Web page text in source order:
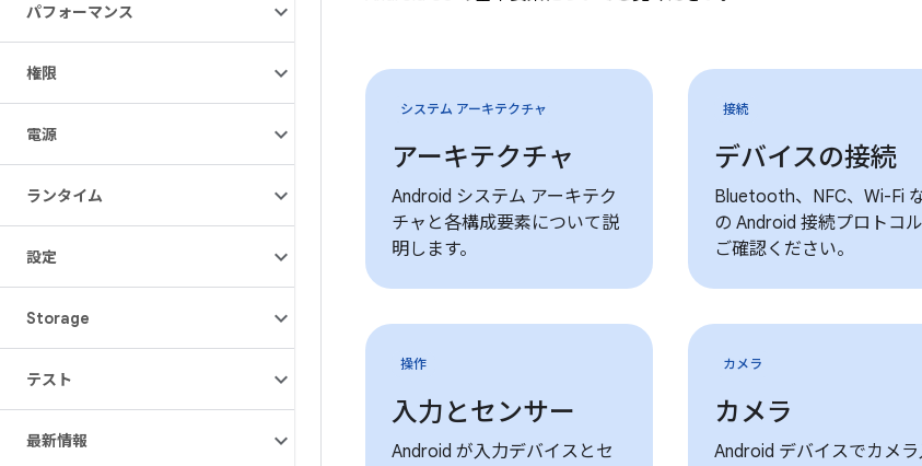
パフォーマンス
権限
電源
ランタイム
設定
Storage
テスト
最新情報
システム アーキテクチャ
アーキテクチャ
Android システム アーキテク
チャと各構成要素について説
明します。
接続
デバイスの接続
Bluetooth、NFC、Wi-Fi
の Android 接続プロトコ
ご確認ください。
操作
入力とセンサー
Android が入力デバイスとセ
カメラ
カメラ
Android デバイスでカメラ